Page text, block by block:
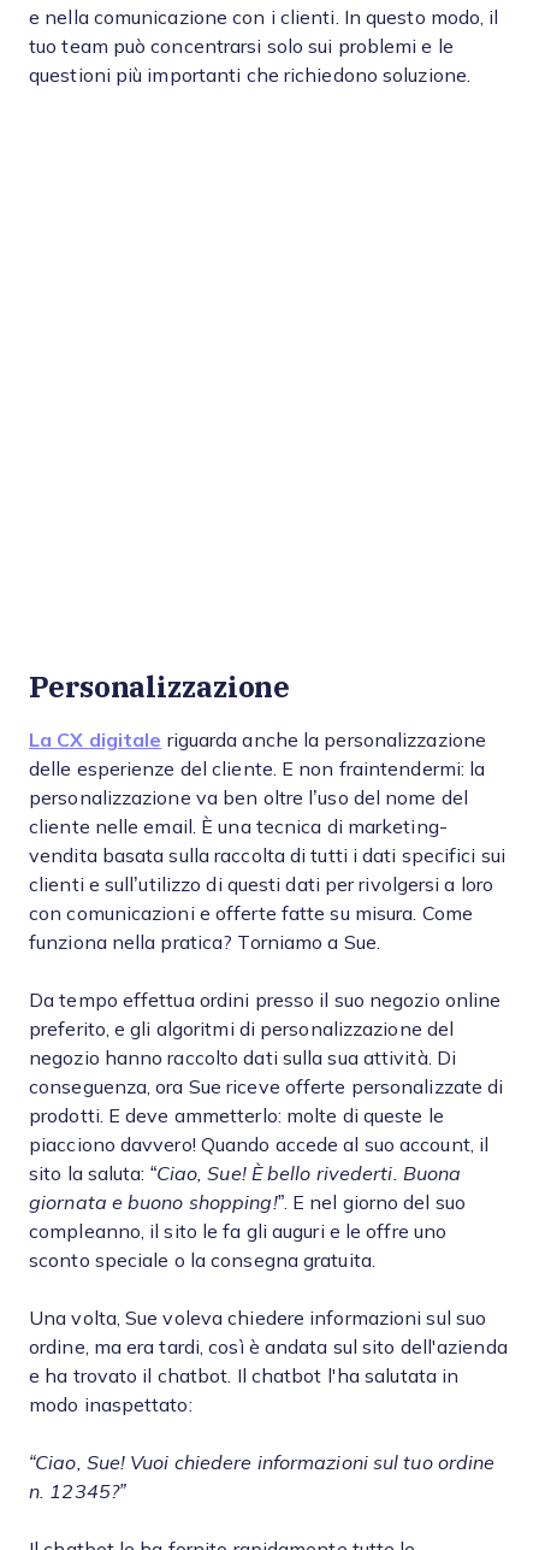
e nella comunicazione con i clienti. In questo modo, il
tuo team può concentrarsi solo sui problemi e le
questioni più importanti che richiedono soluzione.
Personalizzazione
La CX digitale riguarda anche la personalizzazione
delle esperienze del cliente. E non fraintendermi: la
personalizzazione va ben oltre l’uso del nome del
cliente nelle email. È una tecnica di marketing-
vendita basata sulla raccolta di tutti i dati specifici sui
clienti e sull’utilizzo di questi dati per rivolgersi a loro
con comunicazioni e offerte fatte su misura. Come
funziona nella pratica? Torniamo a Sue.
Da tempo effettua ordini presso il suo negozio online
preferito, e gli algoritmi di personalizzazione del
negozio hanno raccolto dati sulla sua attività. Di
conseguenza, ora Sue riceve offerte personalizzate di
prodotti. E deve ammetterlo: molte di queste le
piacciono davvero! Quando accede al suo account, il
sito la saluta: “Ciao, Sue! È bello rivederti. Buona
giornata e buono shopping!”. E nel giorno del suo
compleanno, il sito le fa gli auguri e le offre uno
sconto speciale o la consegna gratuita.
Una volta, Sue voleva chiedere informazioni sul suo
ordine, ma era tardi, così è andata sul sito dell'azienda
e ha trovato il chatbot. Il chatbot l'ha salutata in
modo inaspettato:
“Ciao, Sue! Vuoi chiedere informazioni sul tuo ordine
n. 12345?”